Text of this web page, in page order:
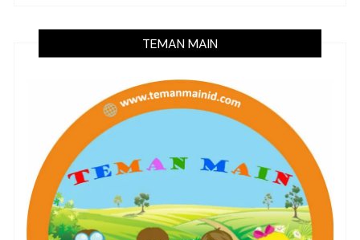
TEMAN MAIN